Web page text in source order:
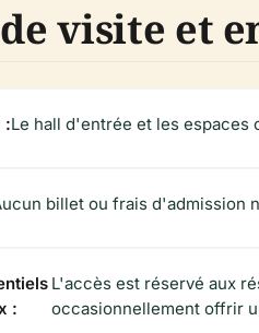
visite et
:Le hall d'entrée et les espaces
billet ou frais d'admission
:
L'accès est réservé aux
occasionnellement offrir